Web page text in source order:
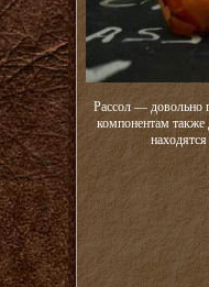
Рассол — довольно
компонентам также